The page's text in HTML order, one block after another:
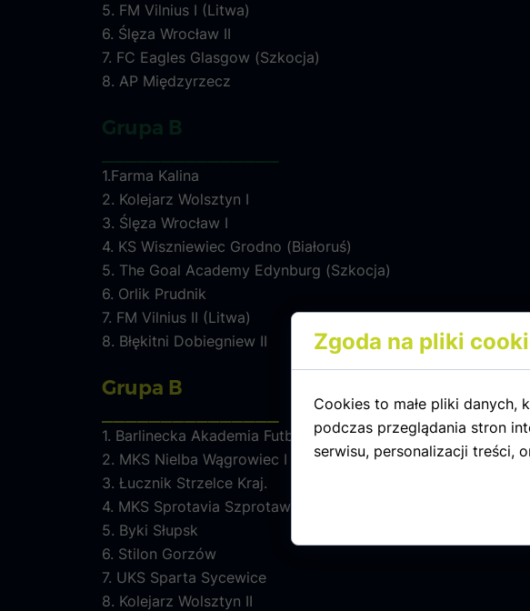
5. FM Vilnius I (Litwa)
6. Ślęza Wrocław II
7. FC Eagles Glasgow (Szkocja)
8. AP Międzyrzecz
Grupa B
1.Farma Kalina
2. Kolejarz Wolsztyn I
3. Ślęza Wrocław I
4. KS Wiszniewiec Grodno (Białoruś)
5. The Goal Academy Edynburg (Szkocja)
6. Orlik Prudnik
7. FM Vilnius II (Litwa)
8. Błękitni Dobiegniew II
Grupa B
1. Barlinecka Akademia Futbolu I
2. MKS Nielba Wągrowiec I
3. Łucznik Strzelce Kraj.
4. MKS Sprotavia Szprotawa
5. Byki Słupsk
6. Stilon Gorzów
7. UKS Sparta Sycewice
8. Kolejarz Wolsztyn II
Zgoda na pliki
Cookies to małe pliki danych,
podczas przeglądania stron
serwisu, personalizacji treści,